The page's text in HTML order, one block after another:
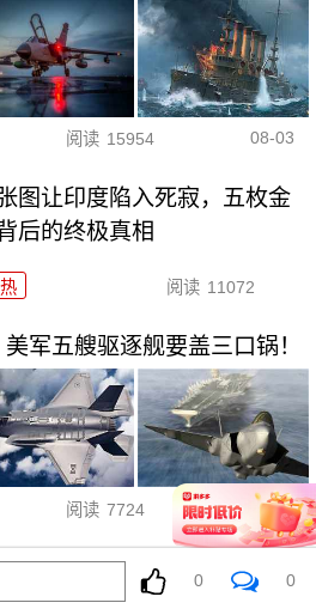
阅读 15954 08-03
图让印度陷入死寂，五枚金
后的终极真相
阅读 11072
军五艘驱逐舰要盖三口锅！
阅读 7724 08-03
普要对伊朗动手？最狠的还
，最骚的来了
0 0